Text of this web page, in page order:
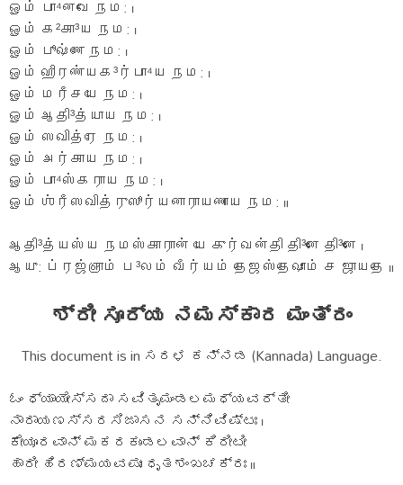
ஓம் பா⁴னவே நம: ।
ஓம் க²கா³ய நம: ।
ஓம் பூஷ்ணே நம: ।
ஓம் ஹிரண்யக³ர்பா⁴ய நம: ।
ஓம் மரீசயே நம: ।
ஓம் ஆதி³த்யாய நம: ।
ஓம் ஸவித்ரே நம: ।
ஓம் அர்காய நம: ।
ஓம் பா⁴ஸ்கராய நம: ।
ஓம் ஶ்ரீஸவித்ருஸூர்யனாராயணாய நம: ॥
ஆதி³த்யஸ்ய நமஸ்காரான் யே குர்வன்தி தி³னே தி³னே ।
ஆயு: ப்ரஜ்ஞாம் ப³லம் வீர்யம் தேஜஸ்தேஷாம் ச ஜாயதே ॥
ಶ್ರೀ ಸೂರ್ಯ ನಮಸ್ಕಾರ ಮಂತ್ರಂ
This document is in ಸರಳ ಕನ್ನಡ (Kannada) Language.
ಓಂ ಧ್ಯಾಯೇಸ್ಸದಾ ಸವಿತೃಮಂಡಲಮಧ್ಯವರ್ತೀ
ನಾರಾಯಣಸ್ಸರಸಿಜಾಸನ ಸನ್ನಿವಿಷ್ಟಃ ।
ಕೇಯೂರವಾನ್ ಮಕರಕುಂಡಲವಾನ್ ಕಿರೀಟೀ
ಹಾರೀ ಹಿರಣ್ಮಯವಪುಃ ಧೃತಶಂಖಚಕ್ರಃ ॥